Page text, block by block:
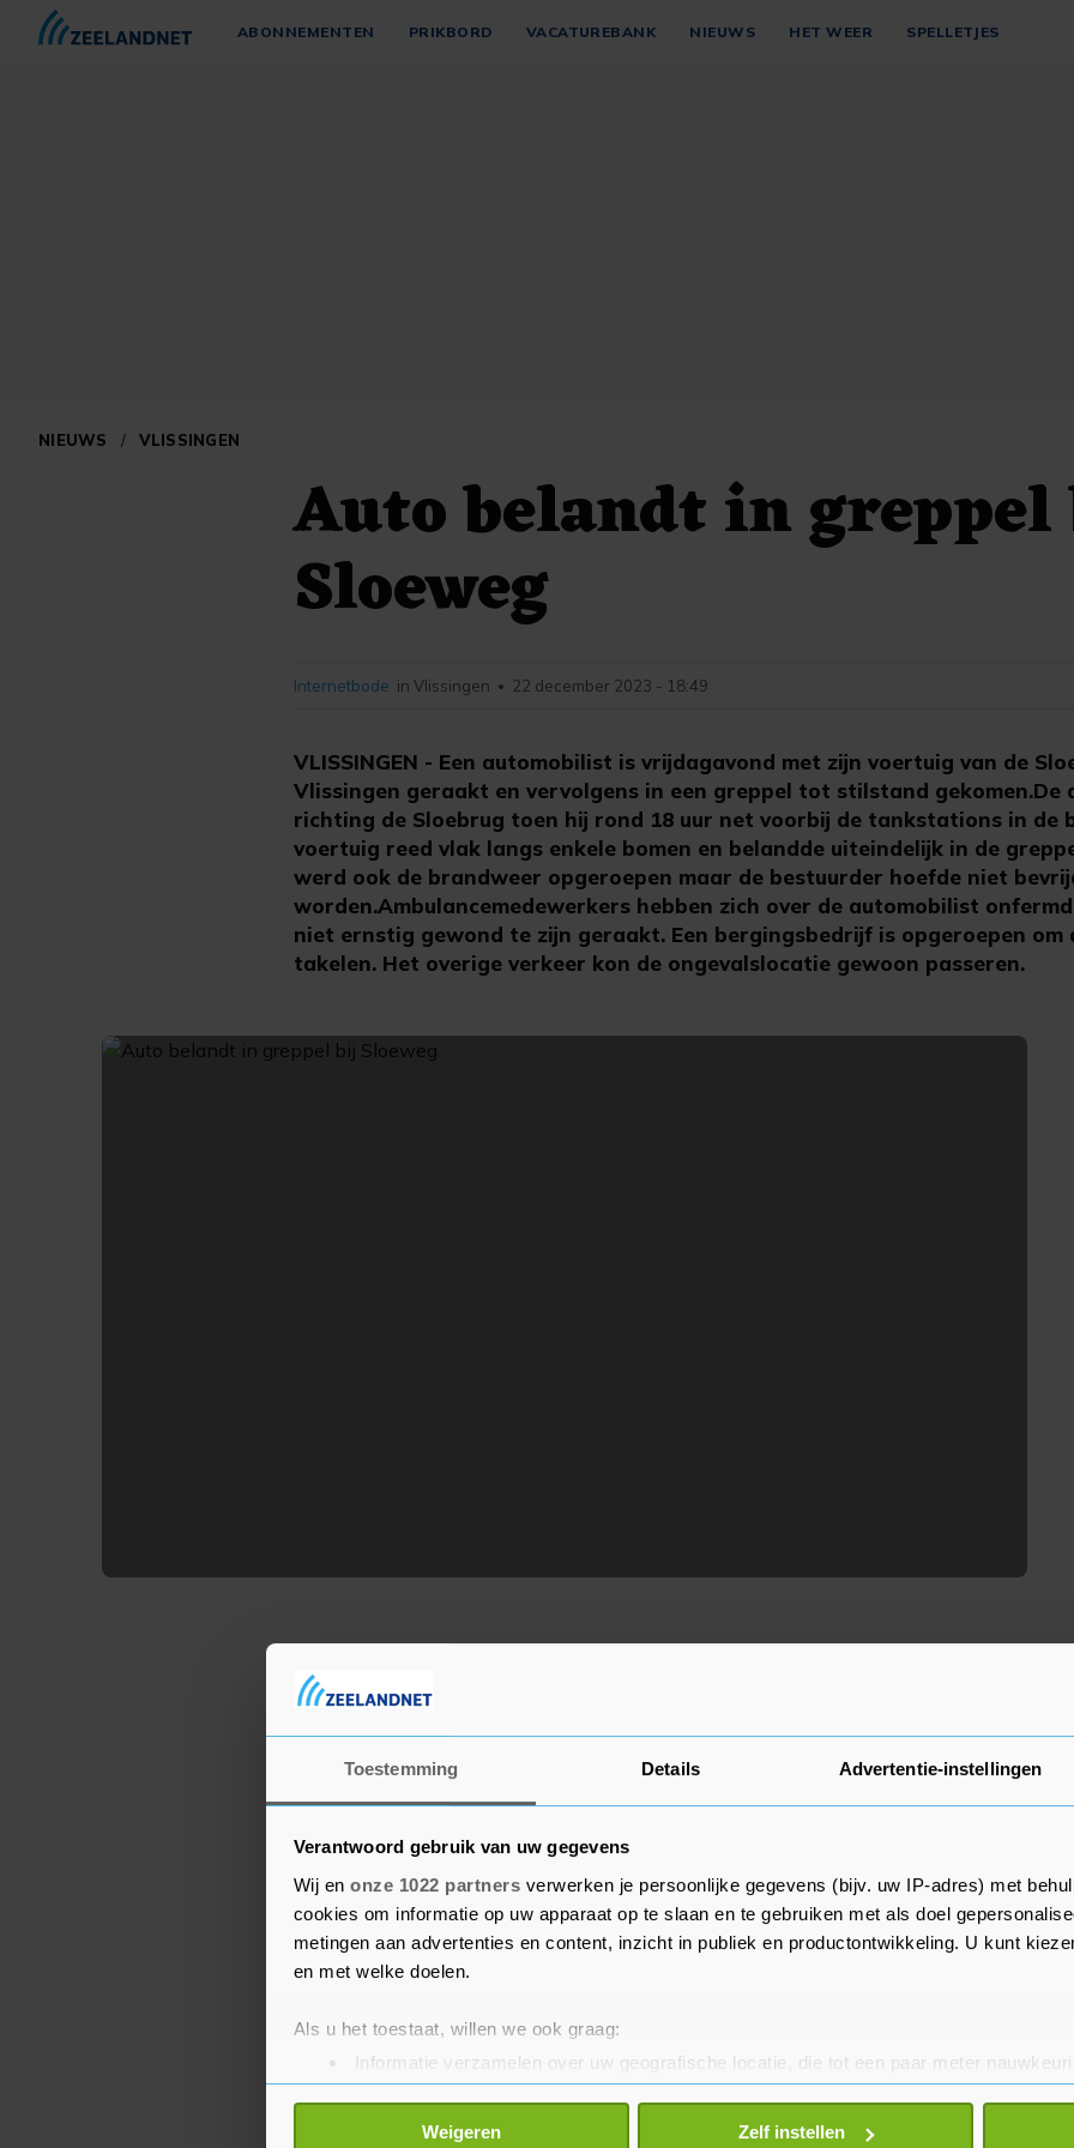
Toestemming Details Advertentie-instellingen
Verantwoord gebruik van uw gegevens
Wij en onze 1022 partners verwerken je persoonlijke gegevens (bijv. uw IP-adres) met
cookies om informatie op uw apparaat op te slaan en te gebruiken met als doel
metingen aan advertenties en content, inzicht in publiek en productontwikkeling. U kunt
en met welke doelen.
Als u het toestaat, willen we ook graag:
Informatie verzamelen over uw geografische locatie, die tot een paar meter
Uw apparaat identificeren door het actief te scannen op specifieke eigenschappen
Lees meer over hoe uw persoonlijke gegevens worden verwerkt en stel uw voorkeuren in het
Weigeren Zelf instellen
ABONNEMENTEN PRIKBORD VACATUREBANK NIEUWS HET WEER SPELLETJES
NIEUWS / VLISSINGEN
Auto belandt in
Sloeweg
VLISSINGEN - Een automobilist is vrijdagavond met zijn voertuig van de
Vlissingen geraakt en vervolgens in een greppel tot stilstand gekomen.De
richting de Sloebrug toen hij rond 18 uur net voorbij de tankstations in de
voertuig reed vlak langs enkele bomen en belandde uiteindelijk in de
werd ook de brandweer opgeroepen maar de bestuurder hoefde niet
worden.Ambulancemedewerkers hebben zich over de automobilist
niet ernstig gewond te zijn geraakt. Een bergingsbedrijf is opgeroepen om
takelen. Het overige verkeer kon de ongevalslocatie gewoon passeren.
Internetbode in Vlissingen • 22 december 2023 - 18:49